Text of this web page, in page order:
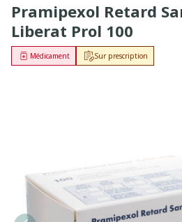
Pramipexol Retard
Liberat Prol 100
Sur prescription
Médicament